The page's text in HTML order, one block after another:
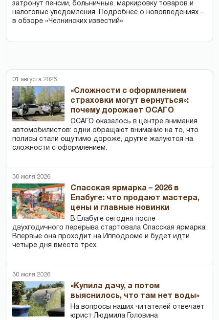
затронут пенсии, больничные, маркировку товаров и
налоговые уведомления. Подробнее о нововведениях –
в обзоре «Челнинских известий»
01 августа 2026
«Сложности с оформлением
страховки могут вернуться»:
почему дорожает ОСАГО
ОСАГО оказалось в центре внимания
автомобилистов: одни обращают внимание на то, что
полисы стали ощутимо дороже, другие жалуются на
сложности с оформлением.
30 июля 2026
Спасская ярмарка – 2026 в
Елабуге: что продают мастера,
цены и главные новинки
В Елабуге сегодня после
двухгодичного перерыва стартовала Спасская ярмарка.
Впервые она проходит на Ипподроме и будет идти
четыре дня вместо трех.
30 июля 2026
«Купила дачу, а потом
выяснилось, что там нет воды»
На вопросы наших читателей отвечает
юрист Людмила Головина